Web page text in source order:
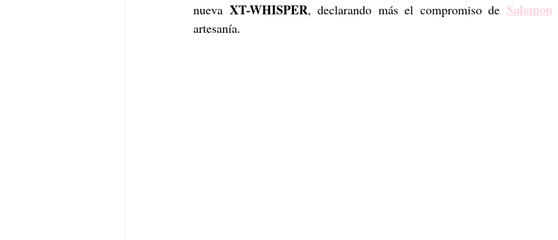
nueva XT-WHISPER, declarando más el compromiso de Salomon
artesanía.